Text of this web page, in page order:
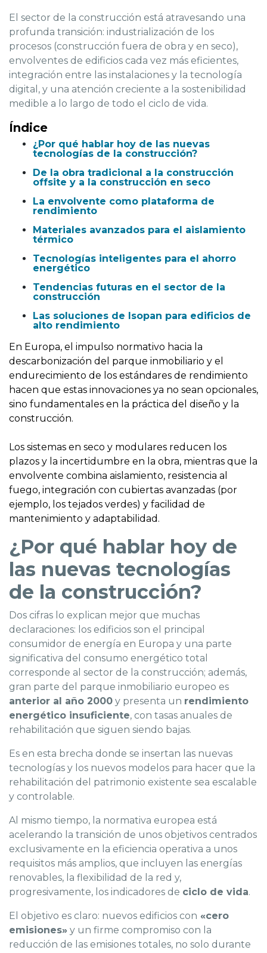
El sector de la construcción está atravesando una
profunda transición: industrialización de los
procesos (construcción fuera de obra y en seco),
envolventes de edificios cada vez más eficientes,
integración entre las instalaciones y la tecnología
digital, y una atención creciente a la sostenibilidad
medible a lo largo de todo el ciclo de vida.
Índice
¿Por qué hablar hoy de las nuevas
tecnologías de la construcción?
De la obra tradicional a la construcción
offsite y a la construcción en seco
La envolvente como plataforma de
rendimiento
Materiales avanzados para el aislamiento
térmico
Tecnologías inteligentes para el ahorro
energético
Tendencias futuras en el sector de la
construcción
Las soluciones de Isopan para edificios de
alto rendimiento
En Europa, el impulso normativo hacia la
descarbonización del parque inmobiliario y el
endurecimiento de los estándares de rendimiento
hacen que estas innovaciones ya no sean opcionales,
sino fundamentales en la práctica del diseño y la
construcción.
Los sistemas en seco y modulares reducen los
plazos y la incertidumbre en la obra, mientras que la
envolvente combina aislamiento, resistencia al
fuego, integración con cubiertas avanzadas (por
ejemplo, los tejados verdes) y facilidad de
mantenimiento y adaptabilidad.
¿Por qué hablar hoy de
las nuevas tecnologías
de la construcción?
Dos cifras lo explican mejor que muchas
declaraciones: los edificios son el principal
consumidor de energía en Europa y una parte
significativa del consumo energético total
corresponde al sector de la construcción; además,
gran parte del parque inmobiliario europeo es
anterior al año 2000 y presenta un rendimiento
energético insuficiente, con tasas anuales de
rehabilitación que siguen siendo bajas.
Es en esta brecha donde se insertan las nuevas
tecnologías y los nuevos modelos para hacer que la
rehabilitación del patrimonio existente sea escalable
y controlable.
Al mismo tiempo, la normativa europea está
acelerando la transición de unos objetivos centrados
exclusivamente en la eficiencia operativa a unos
requisitos más amplios, que incluyen las energías
renovables, la flexibilidad de la red y,
progresivamente, los indicadores de ciclo de vida.
El objetivo es claro: nuevos edificios con «cero
emisiones» y un firme compromiso con la
reducción de las emisiones totales, no solo durante